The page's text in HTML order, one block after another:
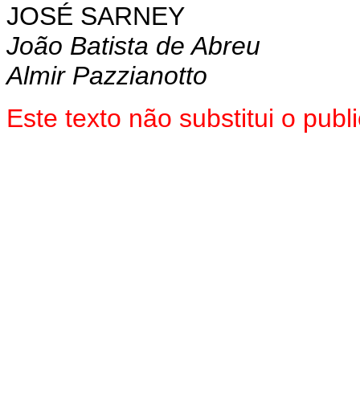
JOSÉ SARNEY
João Batista de Abreu
Almir Pazzianotto
Este texto não substitui o